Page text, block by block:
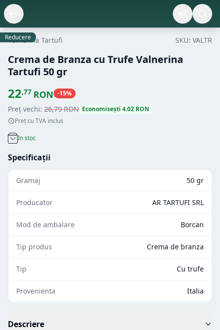
Reducere
Valnerina Tartufi SKU: VALTR
Crema de Branza cu Trufe Valnerina
Tartufi 50 gr
22,77 RON -15%
Preț vechi: 26,79RON Economisești 4.02 RON
Preț cu TVA inclus
In stoc
Specificații
Gramaj 50 gr
Producator AR TARTUFI SRL
Mod de ambalare Borcan
Tip produs Crema de branza
Tip Cu trufe
Provenienta Italia
Descriere